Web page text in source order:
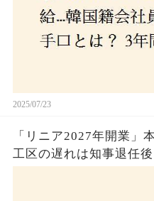
2025/07/23
「リニア2027年開業」
工区の遅れは知事退任